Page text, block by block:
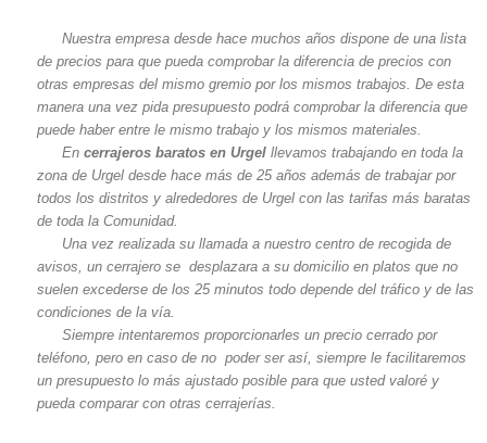
Nuestra empresa desde hace muchos años dispone de una lista
de precios para que pueda comprobar la diferencia de precios con
otras empresas del mismo gremio por los mismos trabajos. De esta
manera una vez pida presupuesto podrá comprobar la diferencia que
puede haber entre le mismo trabajo y los mismos materiales.
Encerrajeros baratos en Urgel llevamos trabajando en toda la
zona de Urgel desde hace más de 25 años además de trabajar por
todos los distritos y alrededores de Urgel con las tarifas más baratas
de toda la Comunidad.
Una vez realizada su llamada a nuestro centro de recogida de
avisos, un cerrajero se desplazara a su domicilio en platos que no
suelen excederse de los 25 minutos todo depende del tráfico y de las
condiciones de la vía.
Siempre intentaremos proporcionarles un precio cerrado por
teléfono, pero en caso de no poder ser así, siempre le facilitaremos
un presupuesto lo más ajustado posible para que usted valoré y
pueda comparar con otras cerrajerías.